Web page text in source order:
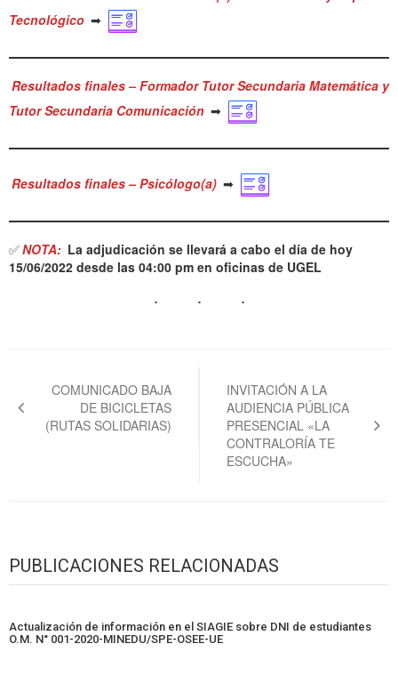
Tecnológico ➡
Resultados finales – Formador Tutor Secundaria Matemática y
Tutor Secundaria Comunicación ➡
Resultados finales – Psicólogo(a) ➡
✅NOTA: La adjudicación se llevará a cabo el día de hoy
15/06/2022 desde las 04:00 pm en oficinas de UGEL
entradas
COMUNICADO BAJA
DE BICICLETAS
(RUTAS SOLIDARIAS)
INVITACIÓN A LA
AUDIENCIA PÚBLICA
PRESENCIAL «LA
CONTRALORÍA TE
ESCUCHA»
PUBLICACIONES RELACIONADAS
Actualización de información en el SIAGIE sobre DNI de estudiantes
O.M. N° 001-2020-MINEDU/SPE-OSEE-UE